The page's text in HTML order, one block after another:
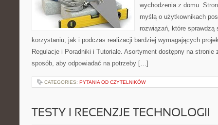
wychodzenia z domu.
myślą o użytkownikach
rozwiązań, które sprawdzą
korzystaniu, jak i podczas realizacji bardziej wymagających
Regulacje i Poradniki i Tutoriale. Asortyment dostępny na stronie
sposób, aby odpowiadać na potrzeby […]
CATEGORIES: PYTANIA OD CZYTELNIKÓW
TESTY I RECENZJE TECHNOLOGII